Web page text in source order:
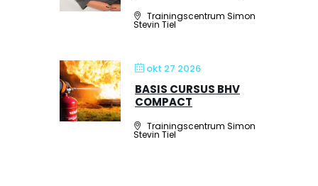
Trainingscentrum Simon
Stevin Tiel
okt 27 2026
BASIS CURSUS BHV
COMPACT
Trainingscentrum Simon
Stevin Tiel